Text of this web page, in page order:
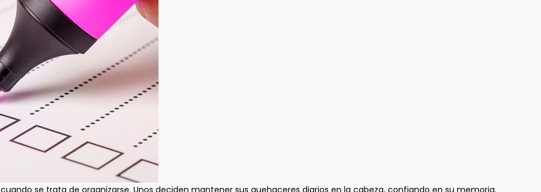
cuando se trata de organizarse. Unos deciden mantener sus quehaceres diarios en la cabeza, confiando en su memoria.